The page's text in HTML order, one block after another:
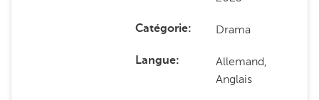
Catégorie Drama
Langue
Allemand,
Anglais